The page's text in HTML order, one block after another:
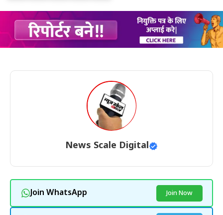
News Scale Digital
Join WhatsApp Join Now